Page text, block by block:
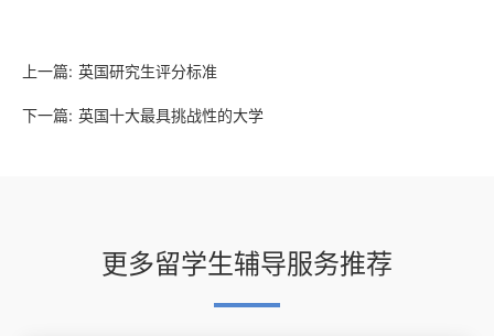
上一篇: 英国研究生评分标准
下一篇: 英国十大最具挑战性的大学
更多留学生辅导服务推荐